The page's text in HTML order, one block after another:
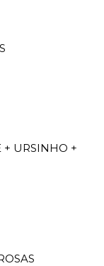
+ URSINHO +